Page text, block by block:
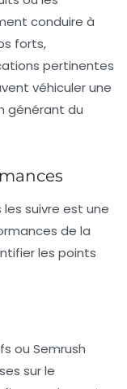
conduire à
forts,
pertinentes
véhiculer une
générant du
suivre est une
de la
les points
ou Semrush
sur le